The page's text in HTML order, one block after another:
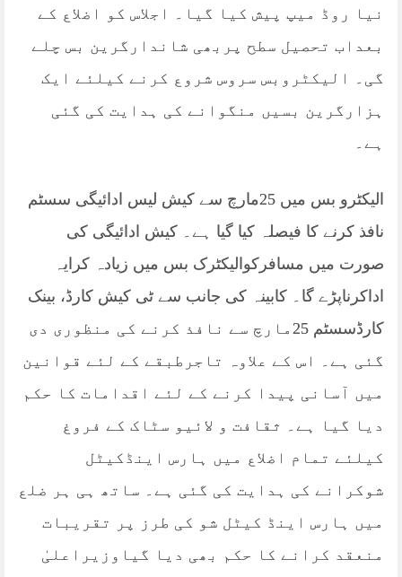
نیا روڈ میپ پیش کیا گیا۔ اجلاس کو اضلاع کے
بعداب تحصیل سطح پربھی شاندارگرین بس چلے
گی۔ الیکٹروبس سروس شروع کرنے کیلئے ایک
ہزارگرین بسیں منگوانے کی ہدایت کی گئی
ہے۔
الیکٹرو بس میں 25مارچ سے کیش لیس ادائیگی سسٹم
نافذ کرنے کا فیصلہ کیا گیا ہے۔ کیش ادائیگی کی
صورت میں مسافرکوالیکٹرک بس میں زیادہ کرایہ
اداکرناپڑے گا۔ کابینہ کی جانب سے ٹی کیش کارڈ، بینک
کارڈسسٹم 25مارچ سے نافذ کرنے کی منظوری دی
گئی ہے۔ اس کے علاوہ تاجرطبقے کے لئے قوانین
میں آسانی پیدا کرنے کے لئے اقدامات کا حکم
دیا گیا ہے۔ ثقافت و لائیو سٹاک کے فروغ
کیلئے تمام اضلاع میں ہارس اینڈکیٹل
شوکرانے کی ہدایت کی گئی ہے۔ ساتھ ہی ہر ضلع
میں ہارس اینڈ کیٹل شو کی طرز پر تقریبات
منعقد کرانے کا حکم بھی دیا گیاوزیراعلیٰ